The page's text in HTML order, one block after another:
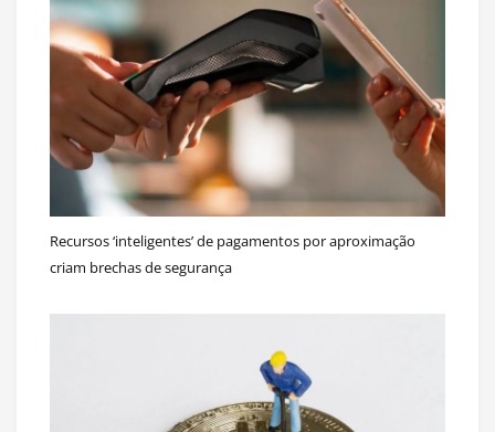
Recursos ‘inteligentes’ de pagamentos por aproximação
criam brechas de segurança